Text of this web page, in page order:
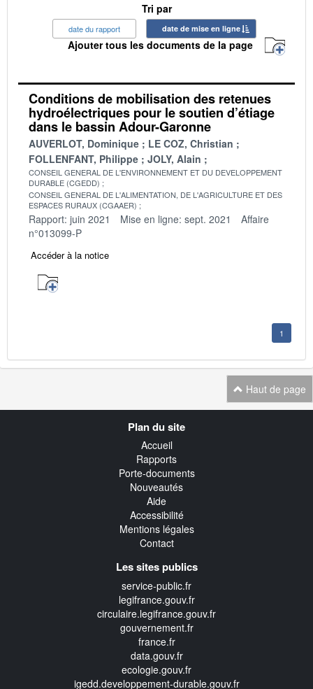
Tri par
date du rapport date de mise en ligne
Ajouter tous les documents de la page
Conditions de mobilisation des retenues
hydroélectriques pour le soutien d’étiage
dans le bassin Adour-Garonne
AUVERLOT, Dominique
LE COZ, Christian
FOLLENFANT, Philippe
JOLY, Alain
CONSEIL GENERAL DE L'ENVIRONNEMENT ET DU DEVELOPPEMENT
DURABLE (CGEDD)
CONSEIL GENERAL DE L'ALIMENTATION, DE L'AGRICULTURE ET DES
ESPACES RURAUX (CGAAER)
Rapport: juin 2021 Mise en ligne: sept. 2021
Affaire
n°013099-P
Accéder à la notice
1
Haut de page
Plan du site
Accueil
Rapports
Porte-documents
Nouveautés
Aide
Accessibilité
Mentions légales
Contact
Les sites publics
service-public.fr
legifrance.gouv.fr
circulaire.legifrance.gouv.fr
gouvernement.fr
france.fr
data.gouv.fr
ecologie.gouv.fr
igedd.developpement-durable.gouv.fr